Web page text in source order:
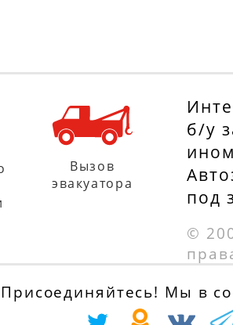
б/у
под
©
Вызов
эвакуатора
Присоединяйтесь! Мы в